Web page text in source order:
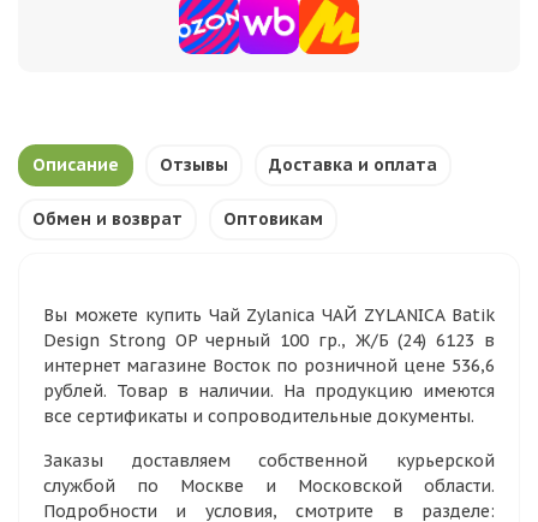
Описание Отзывы Доставка и оплата
Обмен и возврат Оптовикам
Вы можете купить Чай Zylanica ЧАЙ ZYLANICA Batik
Design Strong OP черный 100 гр., Ж/Б (24) 6123 в
интернет магазине Восток по розничной цене 536,6
рублей. Товар в наличии. На продукцию имеются
все сертификаты и сопроводительные документы.
Заказы доставляем собственной курьерской
службой по Москве и Московской области.
Подробности и условия, смотрите в разделе: